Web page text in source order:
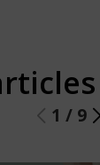
1 / 9